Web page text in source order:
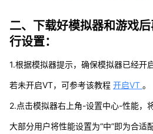
二、下载好模拟器和游戏
行设置：
1.根据模拟器提示，确保模拟器已经开启
若未开启VT，可参考该教程 开启VT 。
2.点击模拟器右上角-设置中心-性能，
大部分用户将性能设置为“中”即为合适